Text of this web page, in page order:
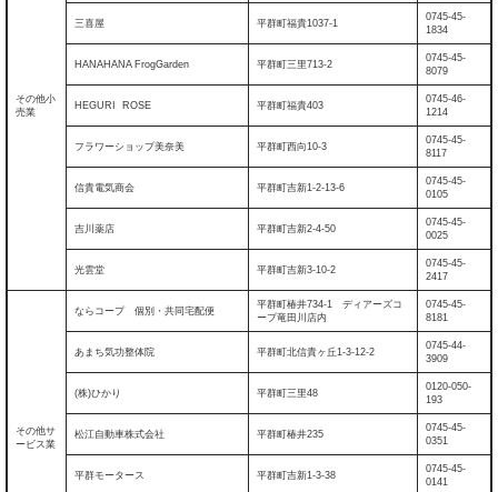
その他小
売業
三喜屋 平群町福貴1037-1
0745-45-
1834
HANAHANA FrogGarden 平群町三里713-2
0745-45-
8079
HEGURI ROSE 平群町福貴403
0745-46-
1214
フラワーショップ美奈美 平群町西向10-3
0745-45-
8117
信貴電気商会 平群町吉新1-2-13-6
0745-45-
0105
吉川薬店 平群町吉新2-4-50
0745-45-
0025
光雲堂 平群町吉新3-10-2
0745-45-
2417
その他サ
ービス業
ならコープ 個別・共同宅配便
平群町椿井734-1 ディアーズコ
ープ竜田川店内
0745-45-
8181
あまち気功整体院 平群町北信貴ヶ丘1-3-12-2
0745-44-
3909
(株)ひかり 平群町三里48
0120-050-
193
松江自動車株式会社 平群町椿井235
0745-45-
0351
平群モータース 平群町吉新1-3-38
0745-45-
0141